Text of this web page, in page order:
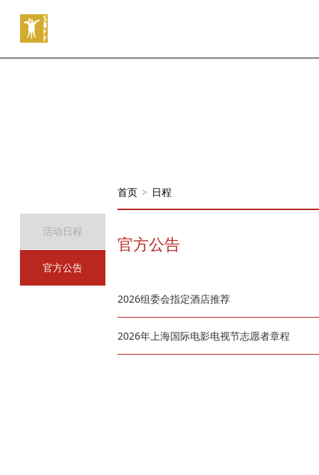
活动日程
官方公告
首页 > 日程
官方公告
2026组委会指定酒店推荐
2026年上海国际电影电视节志愿者章程